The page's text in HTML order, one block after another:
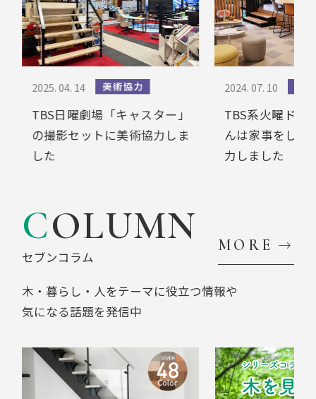
2024. 07. 10
TBS系火曜ドラマ「西園寺さ
んは家事をしない」へ美術協
力しました
2023. 04. 13
日テレ系水曜ド
てパクリじゃな
へ美術協力
COLUMN
セブンコラム
木・暮らし・人をテーマに役立つ情報や
気になる話題を発信中
MORE